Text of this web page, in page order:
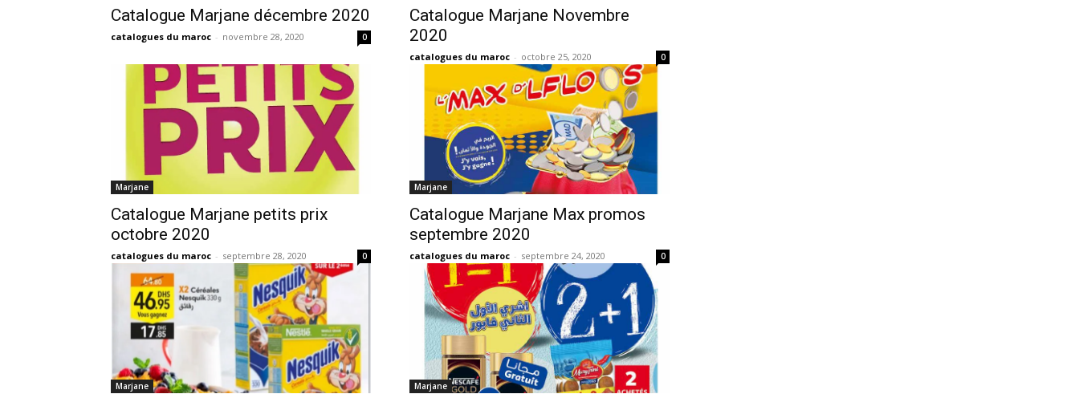
Catalogue Marjane décembre 2020
catalogues du maroc - novembre 28, 2020 0
Catalogue Marjane Novembre
2020
catalogues du maroc - octobre 25, 2020 0
Marjane
Catalogue Marjane petits prix
octobre 2020
catalogues du maroc - septembre 28, 2020 0
Marjane
Catalogue Marjane Max promos
septembre 2020
catalogues du maroc - septembre 24, 2020 0
Marjane Marjane